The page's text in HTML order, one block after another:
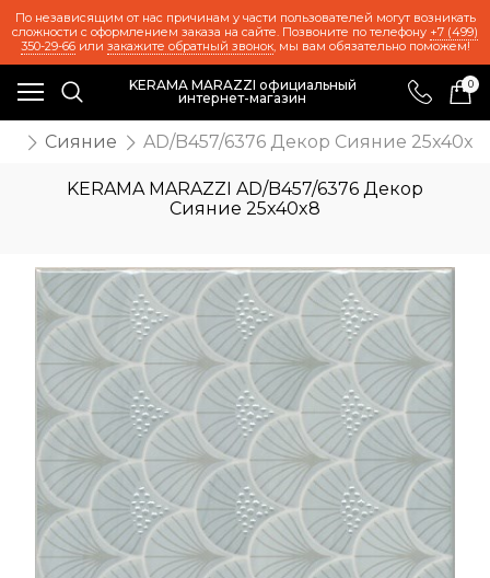
По независящим от нас причинам у части пользователей могут возникать
сложности с оформлением заказа на сайте. Позвоните по телефону +7 (499)
350-29-66или закажите обратный звонок, мы вам обязательно поможем!
KERAMA MARAZZI официальный
интернет-магазин
0
Сияние AD/B457/6376 Декор Сияние 25x40x8
KERAMA MARAZZI AD/B457/6376 Декор
Сияние 25x40x8